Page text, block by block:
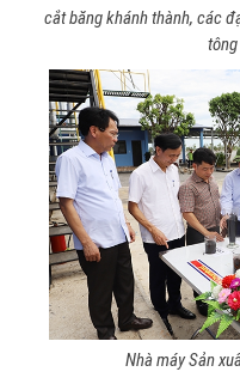
cắt băng khánh thành, các
Nhà máy Sản